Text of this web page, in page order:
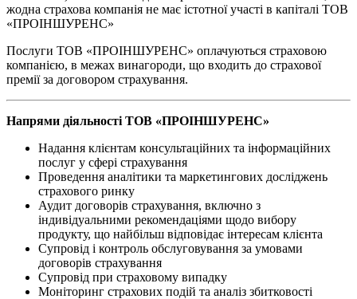
жодна страхова компанія не має істотної участі в капіталі ТОВ
«ПРОІНШУРЕНС»
Послуги ТОВ «ПРОІНШУРЕНС» оплачуються страховою
компанією, в межах винагороди, що входить до страхової
премії за договором страхування.
Напрями діяльності ТОВ «ПРОІНШУРЕНС»
Надання клієнтам консультаційних та інформаційних
послуг у сфері страхування
Проведення аналітики та маркетингових досліджень
страхового ринку
Аудит договорів страхування, включно з
індивідуальними рекомендаціями щодо вибору
продукту, що найбільш відповідає інтересам клієнта
Супровід і контроль обслуговування за умовами
договорів страхування
Супровід при страховому випадку
Моніторинг страхових подій та аналіз збитковості